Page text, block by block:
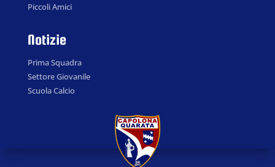
Piccoli Amici
Notizie
Prima Squadra
Settore Giovanile
Scuola Calcio